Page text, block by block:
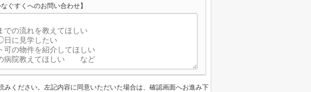
なぐすくへのお問い合わせ】
みください。左記内容に同意いただいた場合は、確認画面へお進み下